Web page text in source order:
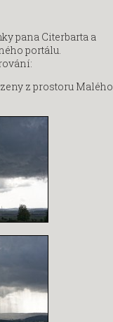
pana Citerbarta a
portálu.
z prostoru Malého